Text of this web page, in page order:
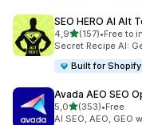
SEO HERO AI Alt
4,9/ 5 tähteä
(157)
157 arvostelua
•Free to
Secret Recipe AI:
Built for Shopify
Avada AEO SEO
5,0/ 5 tähteä
(353)
353 arvostelua
•Free
AI SEO, AEO, GEO